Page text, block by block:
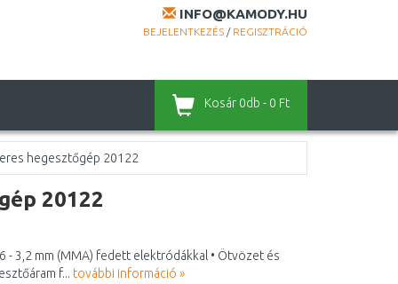
INFO@KAMODY.HU
BEJELENTKEZÉS / REGISZTRÁCIÓ
Kosár 0db - 0 Ft
hegesztőgép 20122
20122
3,2 mm (MMA) fedett elektródákkal • Ötvözet és
f... további információ »